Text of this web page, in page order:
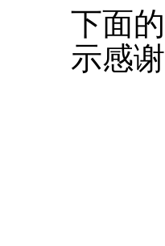
下面
示感